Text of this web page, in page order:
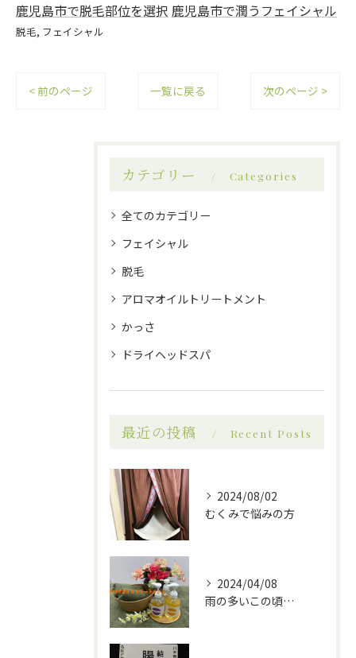
鹿児島市で脱毛部位を選択 鹿児島市で潤うフェイシャル
脱毛 フェイシャル
< 前のページ 一覧に戻る 次のページ >
カテゴリー Categories
全てのカテゴリー
フェイシャル
脱毛
アロマオイルトリートメント
かっさ
ドライヘッドスパ
最近の投稿 Recent Posts
2024/08/02
むくみで悩みの方
2024/04/08
雨の多いこの頃…